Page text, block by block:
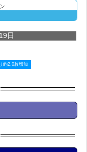
日
約2.0枚増加